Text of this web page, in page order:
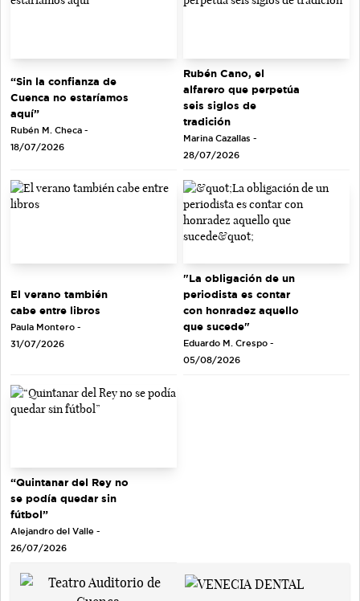
“Sin la confianza de
Cuenca no estaríamos
aquí”
Rubén M. Checa -
18/07/2026
Rubén Cano, el
alfarero que perpetúa
seis siglos de
tradición
Marina Cazallas -
28/07/2026
El verano también
cabe entre libros
Paula Montero -
31/07/2026
"La obligación de un
periodista es contar
con honradez aquello
que sucede"
Eduardo M. Crespo -
05/08/2026
“Quintanar del Rey no
se podía quedar sin
fútbol”
Alejandro del Valle -
26/07/2026